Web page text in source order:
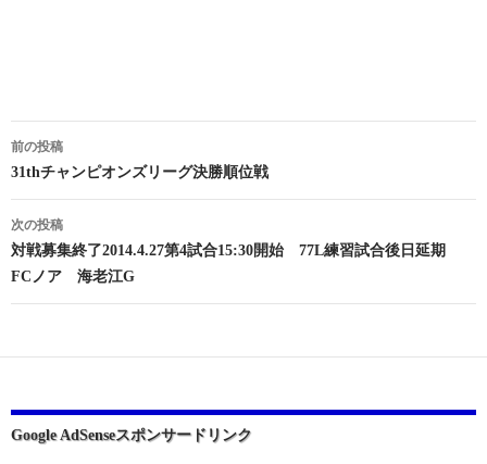
投
稿
ナ
ビ
ゲ
シ
ョ
ン
前の投稿
31thチャンピオンズリーグ決勝順位戦
次の投稿
対戦募集終了2014.4.27第4試合15:30開始 77L練習試合後日延期
FCノア 海老江G
Google AdSenseスポンサードリンク